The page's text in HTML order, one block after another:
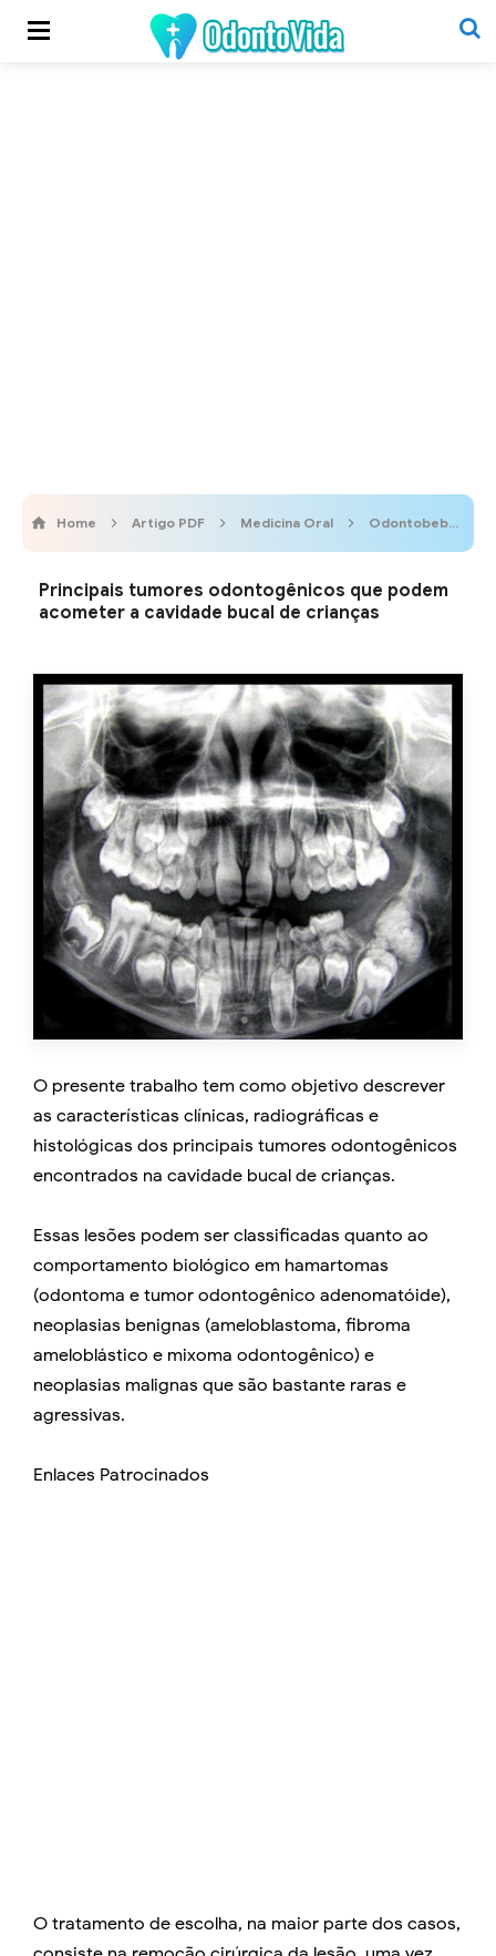
Home Artigo PDF Medicina Oral Odontobebe
Principais tumores odontogênicos que podem
acometer a cavidade bucal de crianças
O presente trabalho tem como objetivo descrever
as características clínicas, radiográficas e
histológicas dos principais tumores odontogênicos
encontrados na cavidade bucal de crianças.
Essas lesões podem ser classificadas quanto ao
comportamento biológico em hamartomas
(odontoma e tumor odontogênico adenomatóide),
neoplasias benignas (ameloblastoma, fibroma
ameloblástico e mixoma odontogênico) e
neoplasias malignas que são bastante raras e
agressivas.
Enlaces Patrocinados
O tratamento de escolha, na maior parte dos casos,